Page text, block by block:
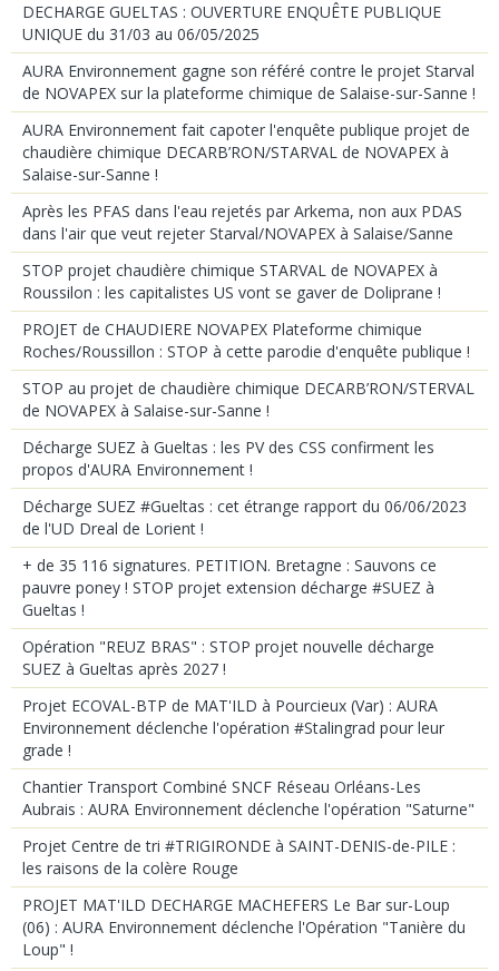
DECHARGE GUELTAS : OUVERTURE ENQUÊTE PUBLIQUE
UNIQUE du 31/03 au 06/05/2025
AURA Environnement gagne son référé contre le projet Starval
de NOVAPEX sur la plateforme chimique de Salaise-sur-Sanne !
AURA Environnement fait capoter l'enquête publique projet de
chaudière chimique DECARB’RON/STARVAL de NOVAPEX à
Salaise-sur-Sanne !
Après les PFAS dans l'eau rejetés par Arkema, non aux PDAS
dans l'air que veut rejeter Starval/NOVAPEX à Salaise/Sanne
STOP projet chaudière chimique STARVAL de NOVAPEX à
Roussilon : les capitalistes US vont se gaver de Doliprane !
PROJET de CHAUDIERE NOVAPEX Plateforme chimique
Roches/Roussillon : STOP à cette parodie d'enquête publique !
STOP au projet de chaudière chimique DECARB’RON/STERVAL
de NOVAPEX à Salaise-sur-Sanne !
Décharge SUEZ à Gueltas : les PV des CSS confirment les
propos d'AURA Environnement !
Décharge SUEZ #Gueltas : cet étrange rapport du 06/06/2023
de l'UD Dreal de Lorient !
+ de 35 116 signatures. PETITION. Bretagne : Sauvons ce
pauvre poney ! STOP projet extension décharge #SUEZ à
Gueltas !
Opération "REUZ BRAS" : STOP projet nouvelle décharge
SUEZ à Gueltas après 2027 !
Projet ECOVAL-BTP de MAT'ILD à Pourcieux (Var) : AURA
Environnement déclenche l'opération #Stalingrad pour leur
grade !
Chantier Transport Combiné SNCF Réseau Orléans-Les
Aubrais : AURA Environnement déclenche l'opération "Saturne"
Projet Centre de tri #TRIGIRONDE à SAINT-DENIS-de-PILE :
les raisons de la colère Rouge
PROJET MAT'ILD DECHARGE MACHEFERS Le Bar sur-Loup
(06) : AURA Environnement déclenche l'Opération "Tanière du
Loup" !